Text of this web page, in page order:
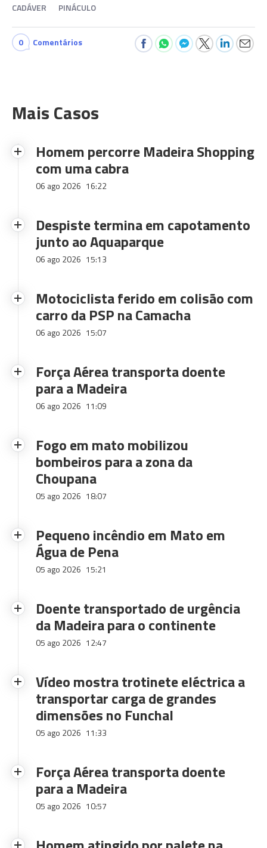
CADÁVER PINÁCULO
0 Comentários
Mais Casos
Homem percorre Madeira Shopping
com uma cabra
06 ago 2026 16:22
Despiste termina em capotamento
junto ao Aquaparque
06 ago 2026 15:13
Motociclista ferido em colisão com
carro da PSP na Camacha
06 ago 2026 15:07
Força Aérea transporta doente
para a Madeira
06 ago 2026 11:09
Fogo em mato mobilizou
bombeiros para a zona da
Choupana
05 ago 2026 18:07
Pequeno incêndio em Mato em
Água de Pena
05 ago 2026 15:21
Doente transportado de urgência
da Madeira para o continente
05 ago 2026 12:47
Vídeo mostra trotinete eléctrica a
transportar carga de grandes
dimensões no Funchal
05 ago 2026 11:33
Força Aérea transporta doente
para a Madeira
05 ago 2026 10:57